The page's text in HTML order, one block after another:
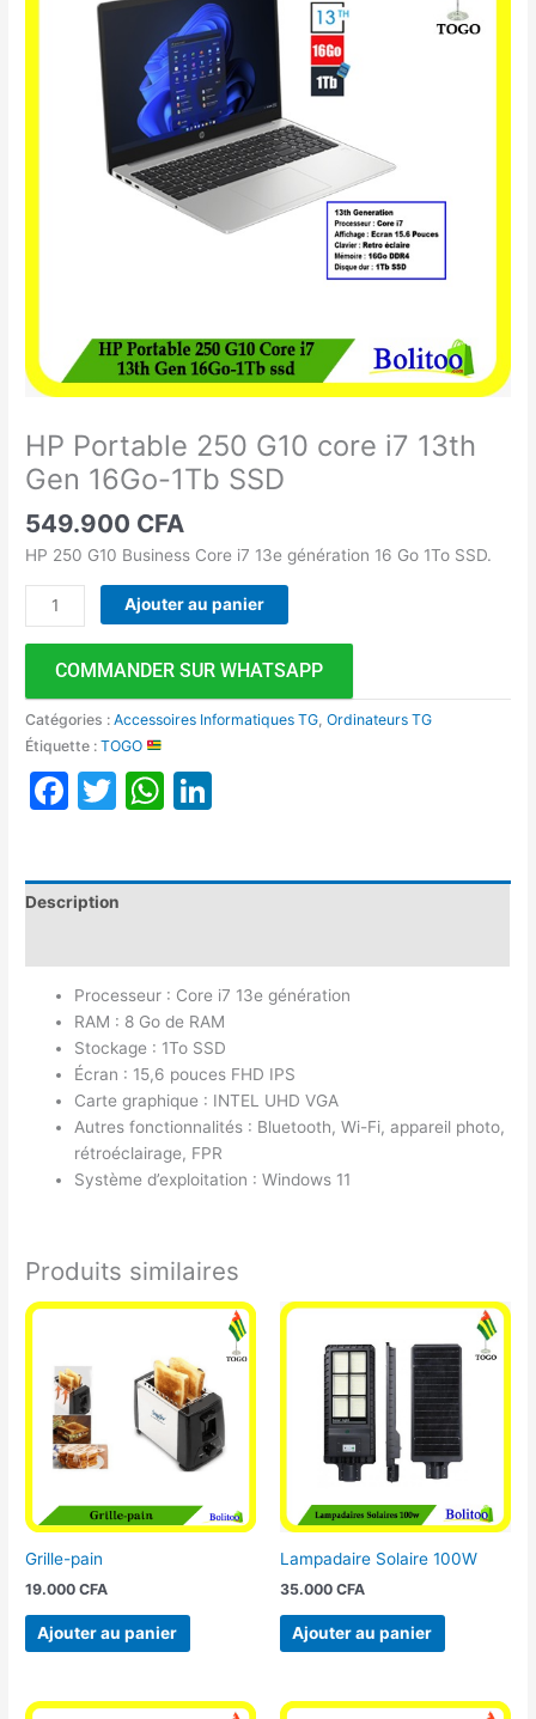
HP Portable 250 G10 core i7 13th
Gen 16Go-1Tb SSD
549.900 CFA
HP 250 G10 Business Core i7 13e génération 16 Go 1To SSD.
Ajouter au panier
COMMANDER SUR WHATSAPP
Catégories :Accessoires Informatiques TG ,Ordinateurs TG
Étiquette :TOGO
Facebook
TwitterWhatsApp
Description
Processeur : Core i7 13e génération
RAM : 8 Go de RAM
Stockage : 1To SSD
Écran : 15,6 pouces FHD IPS
Carte graphique : INTEL UHD VGA
Autres fonctionnalités : Bluetooth, Wi-Fi, appareil photo,
rétroéclairage, FPR
Système d’exploitation : Windows 11
Produits similaires
Grille-pain
19.000CFA
Ajouter au panier
Lampadaire Solaire 100W
35.000 CFA
Ajouter au panier